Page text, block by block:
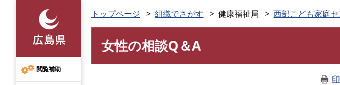
先
頭
で
閲覧補助
トップページ 組織でさがす 健康福祉局 西部こども家庭
女性の相談Q＆A